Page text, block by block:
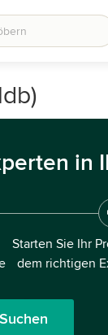
in
Starten Sie Ihr
dem richtigen
Suchen